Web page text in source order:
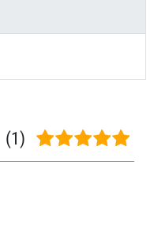
(1)